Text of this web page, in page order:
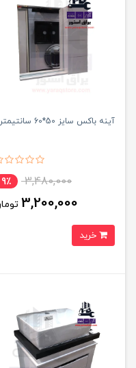
آینه باکس سایز 50*60 سانتیمتر
3,480,000 9٪
3,200,000